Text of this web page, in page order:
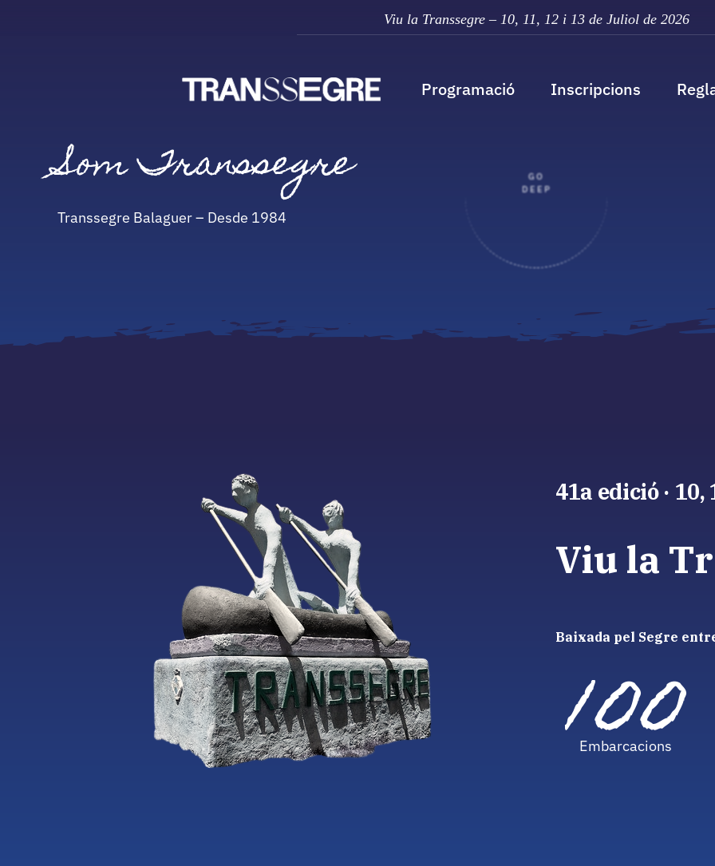
Viu la Transsegre – 10, 11, 12 i 13 de Juliol de 2026
Programació Inscripcions
Som Transsegre
Transsegre Balaguer – Desde 1984
GO
DEEP
41a edició ·
Viu la
Baixada pel Segre
100
Embarcacions